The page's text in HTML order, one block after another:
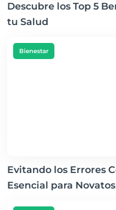
Descubre los Top 5
tu Salud
Bienestar
Evitando los Errores
Esencial para Novatos